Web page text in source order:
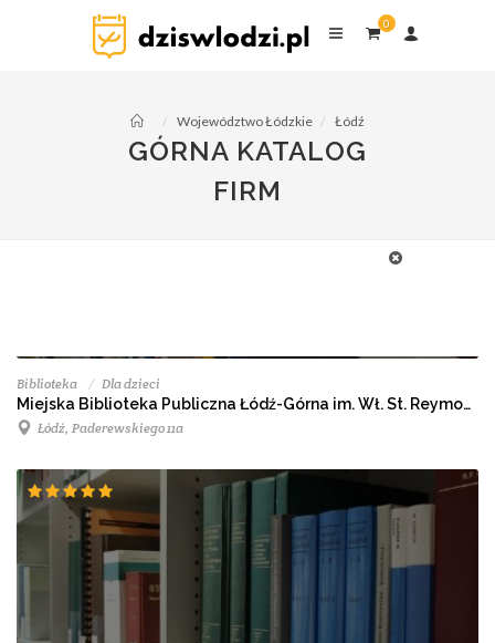
0
Województwo Łódzkie Łódź
GÓRNA KATALOG
FIRM
Biblioteka Dla dzieci
Miejska Biblioteka Publiczna Łódź-Górna im. Wł. St. Reymonta
Łódź, Paderewskiego 11a